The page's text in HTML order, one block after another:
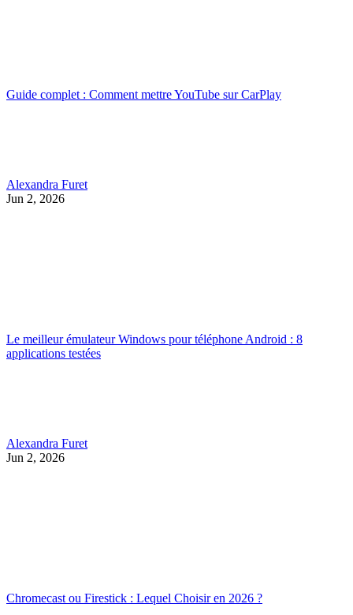
Guide complet : Comment mettre YouTube sur CarPlay
Alexandra Furet
Jun 2, 2026
Le meilleur émulateur Windows pour téléphone Android : 8
applications testées
Alexandra Furet
Jun 2, 2026
Chromecast ou Firestick : Lequel Choisir en 2026 ?